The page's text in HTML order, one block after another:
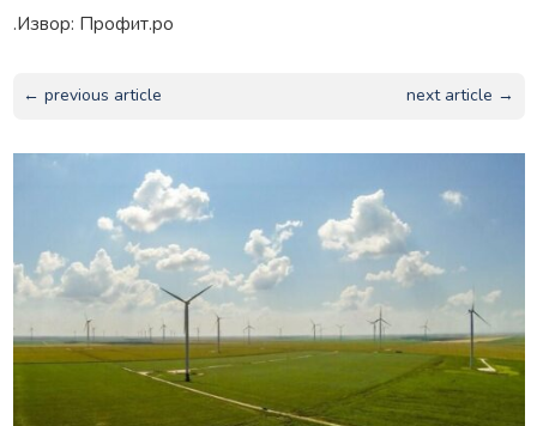
.Извор: Профит.ро
← previous article next article →